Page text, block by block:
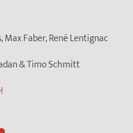
Faber, René Lentignac
& Timo Schmitt